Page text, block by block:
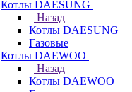
Котлы DAESUNG
Назад
Котлы DAESUNG
Газовые
Котлы DAEWOO
Назад
Котлы DAEWOO